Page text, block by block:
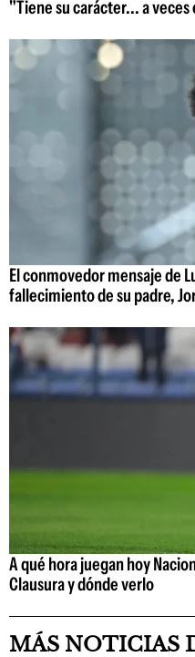
"Tiene su carácter... a veces
El conmovedor mensaje de
fallecimiento de su padre,
A qué hora juegan hoy
Clausura y dónde verlo
MÁS NOTICIAS